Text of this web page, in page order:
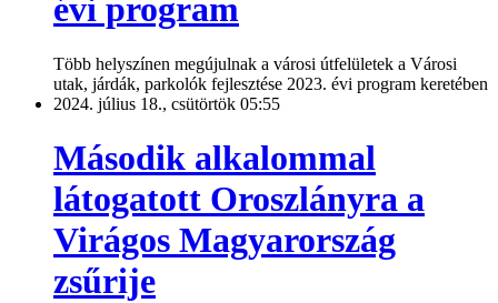
évi program
Több helyszínen megújulnak a városi útfelületek a Városi
utak, járdák, parkolók fejlesztése 2023. évi program keretében
2024. július 18., csütörtök 05:55
Második alkalommal
látogatott Oroszlányra a
Virágos Magyarország
zsűrije